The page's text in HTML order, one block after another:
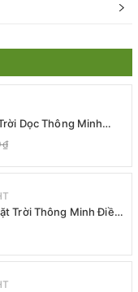
Dọc Thông Minh
Trời Thông Minh Điều